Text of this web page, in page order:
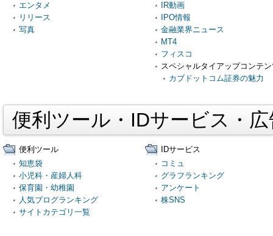
エンタメ
リリース
写真
IR動画
IPO情報
金融業界ニュース
MT4
フィスコ
スペシャルタイアップコンテ
カブドットコム証券の魅力
便利ツール・IDサービス・
便利ツール
知恵袋
小児科・産婦人科
保育園・幼稚園
人気ブログランキング
サイトカテゴリ一覧
IDサービス
コミュ
グラフランキング
アンケート
株SNS